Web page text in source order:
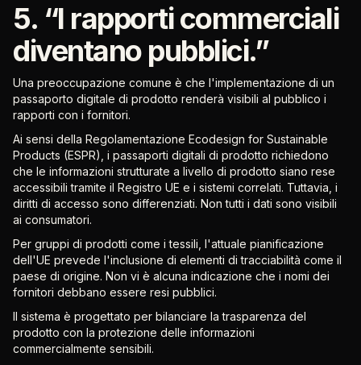
5. “I rapporti commerciali
diventano pubblici.”
Una preoccupazione comune è che l'implementazione di un
passaporto digitale di prodotto renderà visibili al pubblico i
rapporti con i fornitori.
Ai sensi della Regolamentazione Ecodesign for Sustainable
Products (ESPR), i passaporti digitali di prodotto richiedono
che le informazioni strutturate a livello di prodotto siano rese
accessibili tramite il Registro UE e i sistemi correlati. Tuttavia, i
diritti di accesso sono differenziati. Non tutti i dati sono visibili
ai consumatori.
Per gruppi di prodotti come i tessili, l'attuale pianificazione
dell'UE prevede l'inclusione di elementi di tracciabilità come il
paese di origine. Non vi è alcuna indicazione che i nomi dei
fornitori debbano essere resi pubblici.
Il sistema è progettato per bilanciare la trasparenza del
prodotto con la protezione delle informazioni
commercialmente sensibili.